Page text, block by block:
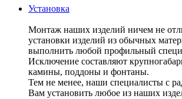
Установка
Монтаж наших изделий ничем не
установки изделий из обычных
выполнить любой профильный
Исключение составляют
камины, поддоны и фонтаны.
Тем не менее, наши специалисты с
Вам установить любое из наших